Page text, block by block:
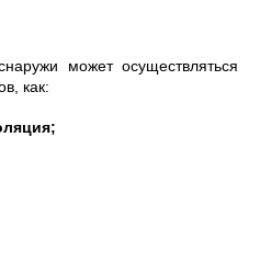
может осуществляться
как: